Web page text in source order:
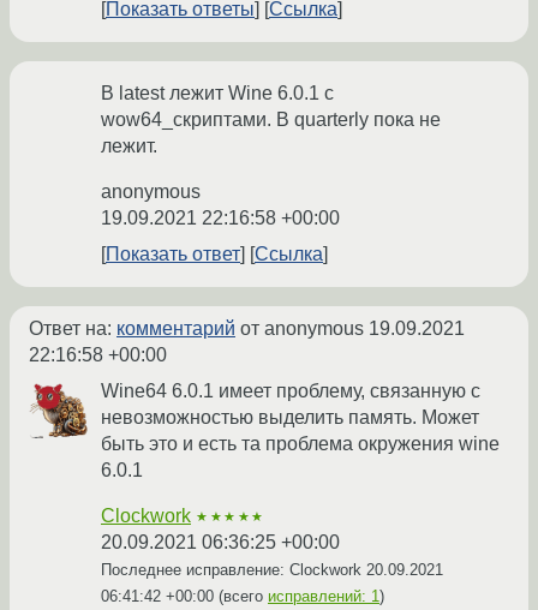
Показать ответы Ссылка
В latest лежит Wine 6.0.1 с
wow64_скриптами. В quarterly пока не
лежит.
anonymous
19.09.2021 22:16:58 +00:00
Показать ответ
Ссылка
Ответ на: комментарий от anonymous 19.09.2021
22:16:58 +00:00
Wine64 6.0.1 имеет проблему, связанную с
невозможностью выделить память. Может
быть это и есть та проблема окружения wine
6.0.1
Clockwork ★★★★★
20.09.2021 06:36:25 +00:00
Последнее исправление: Clockwork 20.09.2021
06:41:42 +00:00 (всего исправлений: 1)